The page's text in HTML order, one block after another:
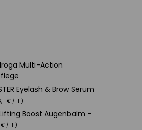
Multi-Action
Eyelash & Brow Serum
,-€ / 1l)
Boost Augenbalm -
€ / 1l)